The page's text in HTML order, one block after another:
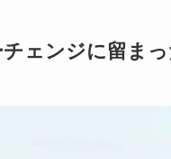
ェンジに留まっ